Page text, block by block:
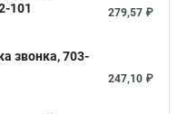
101
279,57 ₽
звонка, 703-
247,10 ₽